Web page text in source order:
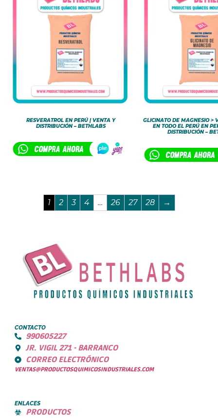
RESVERATROL EN PERÚ | VENTA Y
DISTRIBUCIÓN – BETHLABS
GLICINATO DE MAGNESIO >
EN TODO EL PERÚ EN
DISTRIBUCIÓN –
1 2 3 4 … 26 27 28 →
CONTACTO
990605227
JR. VIGIL 271 - BARRANCO
CORREO ELECTRÓNICO
VENTAS@PRODUCTOSQUIMICOSINDUSTRIALES.COM
ENLACES
PRODUCTOS